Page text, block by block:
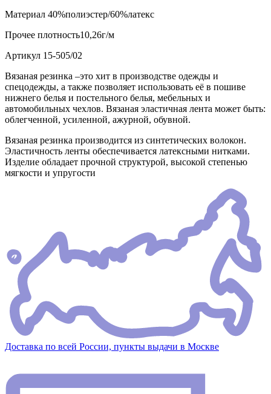
Материал 40%полиэстер/60%латекс
Прочее плотность10,26г/м
Артикул 15-505/02
Вязаная резинка –это хит в производстве одежды и
спецодежды, а также позволяет использовать её в пошиве
нижнего белья и постельного белья, мебельных и
автомобильных чехлов. Вязаная эластичная лента может быть:
облегченной, усиленной, ажурной, обувной.
Вязаная резинка производится из синтетических волокон.
Эластичность ленты обеспечивается латексными нитками.
Изделие обладает прочной структурой, высокой степенью
мягкости и упругости
Доставка по всей России, пункты выдачи в Москве